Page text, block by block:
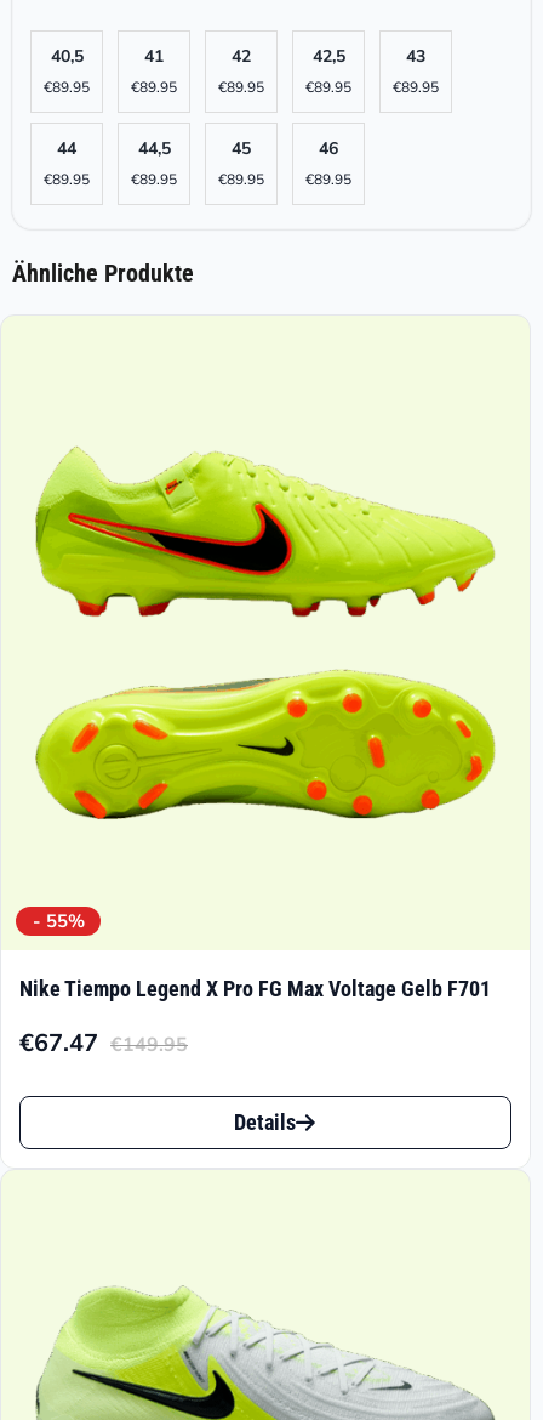
40,5
€89.95
41
€89.95
42
€89.95
42,5
€89.95
43
€89.95
44
€89.95
44,5
€89.95
45
€89.95
46
€89.95
Ähnliche Produkte
- 55%
Nike Tiempo Legend X Pro FG Max Voltage Gelb F701
€149.95
Ursprünglicher
Preis
€149.95
€67.47
Aktueller
Preis
€67.47.
Dieses
Produkt
Die
Optionen
Details